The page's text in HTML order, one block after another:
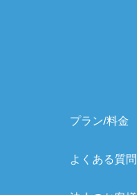
プラン/料金
よくある質問